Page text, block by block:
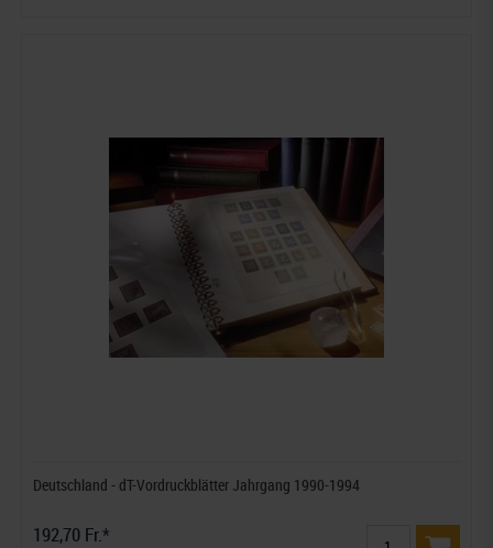
Deutschland - dT-Vordruckblätter Jahrgang 1990-1994
192,70 Fr.*